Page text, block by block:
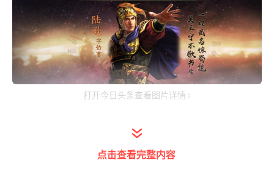
打开今日头条查看图片详情
说明：评分总分为10分，分数越高代表队伍越
强力。（只是综合来讲，并不说明评分低的队
点击查看完整内容